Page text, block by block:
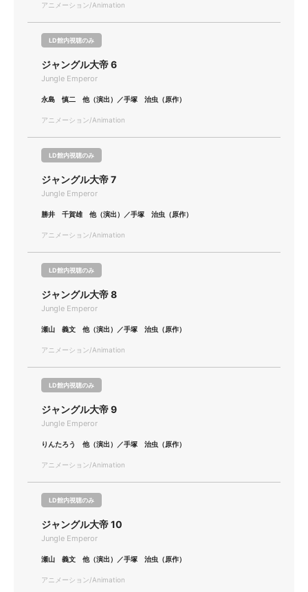
アニメーション/Animation
LD館内視聴のみ
ジャングル大帝 6
Jungle Emperor
永島 慎二 他（演出）／手塚 治虫（原作）
アニメーション/Animation
LD館内視聴のみ
ジャングル大帝 7
Jungle Emperor
勝井 千賀雄 他（演出）／手塚 治虫（原作）
アニメーション/Animation
LD館内視聴のみ
ジャングル大帝 8
Jungle Emperor
瀬山 義文 他（演出）／手塚 治虫（原作）
アニメーション/Animation
LD館内視聴のみ
ジャングル大帝 9
Jungle Emperor
りんたろう 他（演出）／手塚 治虫（原作）
アニメーション/Animation
LD館内視聴のみ
ジャングル大帝 10
Jungle Emperor
瀬山 義文 他（演出）／手塚 治虫（原作）
アニメーション/Animation